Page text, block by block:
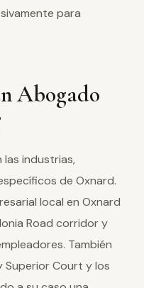
para
Abogado
industrias,
de Oxnard.
local en Oxnard
Road corridor y
También
Court y los